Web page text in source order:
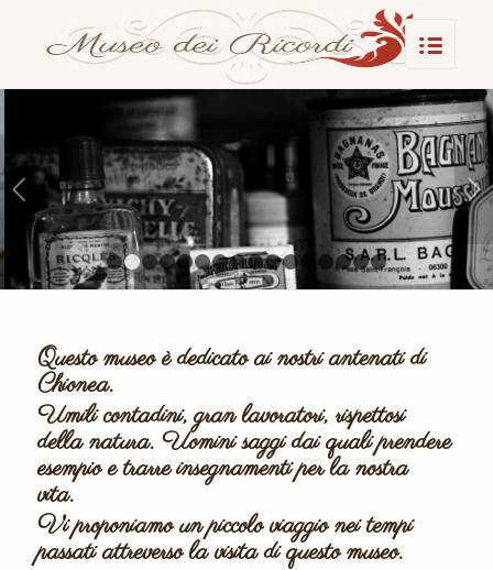
Posteriore
1 2 3 4 5 7 8 9 10111213 14 15
Questo museo è dedicato ai nostri antenati di
Chionea.
Umili contadini, gran lavoratori, rispettosi
della natura. Uomini saggi dai quali prendere
esempio e trarre insegnamenti per la nostra
vita.
Vi proponiamo un piccolo viaggio nei tempi
passati attreverso la visita di questo museo.